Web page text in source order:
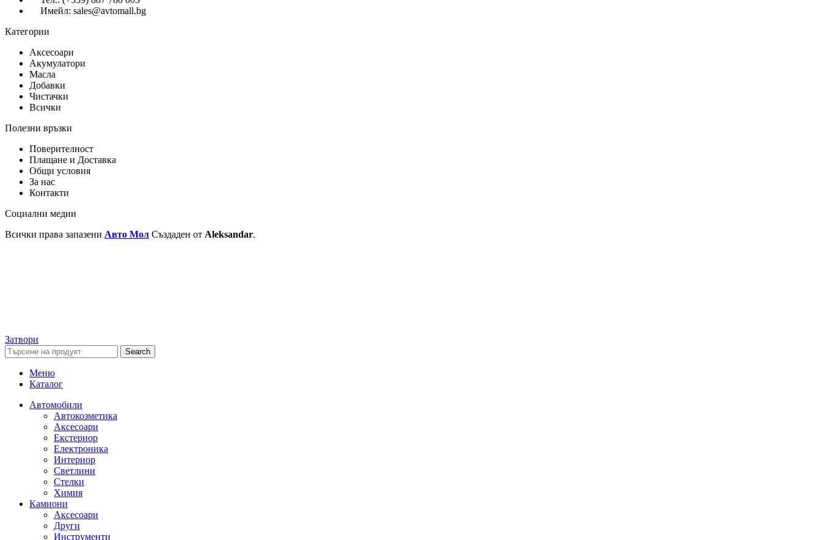
Имейл: sales@avtomall.bg
Категории
Аксесоари
Акумулатори
Масла
Добавки
Чистачки
Всички
Полезни връзки
Поверителност
Плащане и Доставка
Общи условия
За нас
Контакти
Социални медии
Всички права запазени Авто Мол Създаден от Aleksandar.
Затвори
Search
Меню
Каталог
Автомобили
Автокозметика
Аксесоари
Екстериор
Електроника
Интериор
Светлини
Стелки
Химия
Камиони
Аксесоари
Други
Инструменти